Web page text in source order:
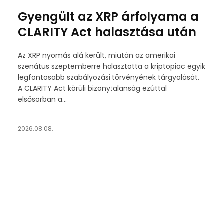
Gyengült az XRP árfolyama a
CLARITY Act halasztása után
Az XRP nyomás alá került, miután az amerikai
szenátus szeptemberre halasztotta a kriptopiac egyik
legfontosabb szabályozási törvényének tárgyalását.
A CLARITY Act körüli bizonytalanság ezúttal
elsősorban a...
2026.08.08.